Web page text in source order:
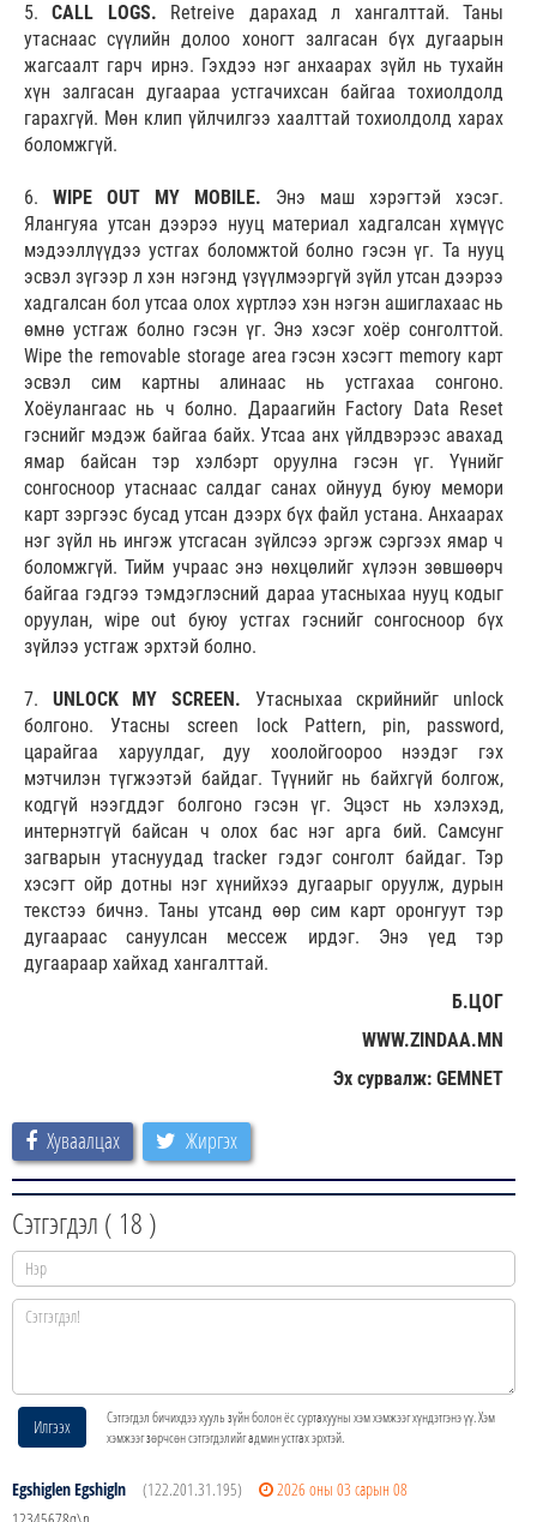
5.CALL LOGS. Retreive дарахад л хангалттай. Таны
утаснаас сүүлийн долоо хоногт залгасан бүх дугаарын
жагсаалт гарч ирнэ. Гэхдээ нэг анхаарах зүйл нь тухайн
хүн залгасан дугаараа устгачихсан байгаа тохиолдолд
гарахгүй. Мөн клип үйлчилгээ хаалттай тохиолдолд харах
боломжгүй.
6. WIPE OUT MY MOBILE. Энэ маш хэрэгтэй хэсэг.
Ялангуяа утсан дээрээ нууц материал хадгалсан хүмүүс
мэдээллүүдээ устгах боломжтой болно гэсэн үг. Та нууц
эсвэл зүгээр л хэн нэгэнд үзүүлмээргүй зүйл утсан дээрээ
хадгалсан бол утсаа олох хүртлээ хэн нэгэн ашиглахаас нь
өмнө устгаж болно гэсэн үг. Энэ хэсэг хоёр сонголттой.
Wipe the removable storage area гэсэн хэсэгт memory карт
эсвэл сим картны алинаас нь устгахаа сонгоно.
Хоёулангаас нь ч болно. Дараагийн Factory Data Reset
гэснийг мэдэж байгаа байх. Утсаа анх үйлдвэрээс авахад
ямар байсан тэр хэлбэрт оруулна гэсэн үг. Үүнийг
сонгосноор утаснаас салдаг санах ойнууд буюу мемори
карт зэргээс бусад утсан дээрх бүх файл устана. Анхаарах
нэг зүйл нь ингэж утсгасан зүйлсээ эргэж сэргээх ямар ч
боломжгүй. Тийм учраас энэ нөхцөлийг хүлээн зөвшөөрч
байгаа гэдгээ тэмдэглэсний дараа утасныхаа нууц кодыг
оруулан, wipe out буюу устгах гэснийг сонгосноор бүх
зүйлээ устгаж эрхтэй болно.
7. UNLOCK MY SCREEN. Утасныхаа скрийнийг unlock
болгоно. Утасны screen lock Pattern, pin, password,
царайгаа харуулдаг, дуу хоолойгоороо нээдэг гэх
мэтчилэн түгжээтэй байдаг. Түүнийг нь байхгүй болгож,
кодгүй нээгддэг болгоно гэсэн үг. Эцэст нь хэлэхэд,
интернэтгүй байсан ч олох бас нэг арга бий. Самсунг
загварын утаснуудад tracker гэдэг сонголт байдаг. Тэр
хэсэгт ойр дотны нэг хүнийхээ дугаарыг оруулж, дурын
текстээ бичнэ. Таны утсанд өөр сим карт оронгуут тэр
дугаараас сануулсан мессеж ирдэг. Энэ үед тэр
дугаараар хайхад хангалттай.
Б.ЦОГ
WWW.ZINDAA.MN
Эх сурвалж: GEMNET
Хуваалцах Жиргэх
Сэтгэгдэл ( 18 )
Илгээх
Сэтгэгдэл бичихдээ хууль зүйн болон ёс суртахууны хэм хэмжээг хүндэтгэнэ үү. Хэм
хэмжээг зөрчсөн сэтгэгдэлийг админ устгах эрхтэй.
Egshiglen Egshigln (122.201.31.195)
2026 оны 03 сарын 08